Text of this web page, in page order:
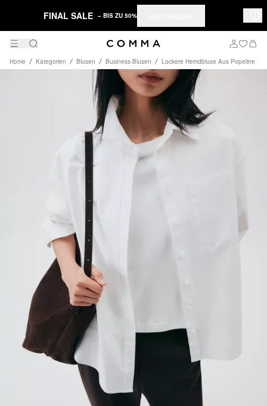
FINAL SALE – BIS ZU 50%
Home Kategorien Blusen Business-Blusen Lockere Hemdbluse Aus Popeline